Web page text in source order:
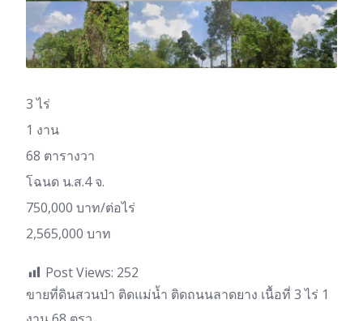
3 ไร่
1 งาน
68 ตารางวา
โฉนด น.ส.4 จ.
750,000 บาท/ต่อไร่
2,565,000 บาท
Post Views: 252
ขายที่ดินสวนป่า ติดแม่น้ำ ติดถนนลาดยาง เนื้อที่ 3 ไร่ 1